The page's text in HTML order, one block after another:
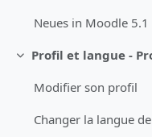
Collapse
Modifier son profil
Changer la langue